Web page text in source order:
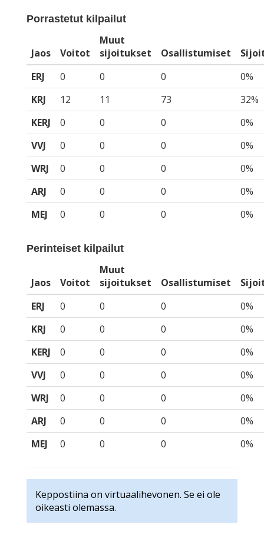
Porrastetut kilpailut
Jaos Voitot
Muut
sijoitukset
Osallistumiset
ERJ
0 0 0
0%
KRJ
12 11 73
32%
KERJ
0 0 0
0%
VVJ
0 0 0
0%
WRJ
0 0 0
0%
ARJ
0 0 0
0%
MEJ
0 0 0 0%
Perinteiset kilpailut
Jaos Voitot
Muut
sijoitukset
Osallistumiset
ERJ
0 0 0
0%
KRJ
0 0 0
0%
KERJ
0 0 0
0%
VVJ
0 0 0
0%
WRJ
0 0 0
0%
ARJ
0 0 0
0%
MEJ
0 0 0 0%
Keppostiina on virtuaalihevonen. Se ei ole
oikeasti olemassa.